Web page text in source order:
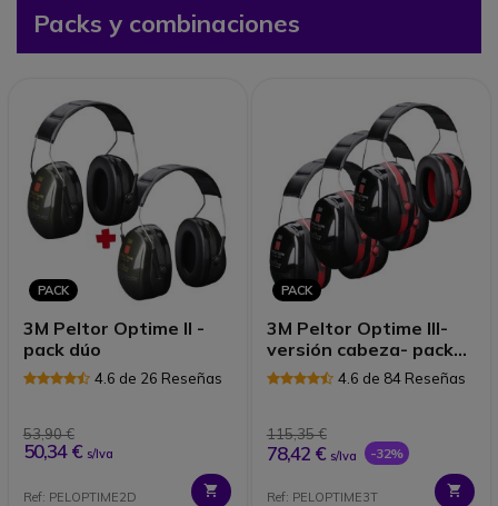
Packs y combinaciones
PACK
3M Peltor Optime II -
pack dúo
4.6 de 26 Reseñas
53,90 €
50,34 € s/Iva
Ref: PELOPTIME2D
PACK
3M Peltor Optime III-
versión cabeza- pack
trío
4.6 de 84 Reseñas
115,35 €
78,42 € s/Iva -32%
Ref: PELOPTIME3T